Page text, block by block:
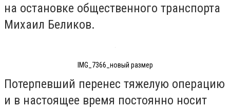
на остановке общественного транспорта
Михаил Беликов.
IMG_7366_новый размер
Потерпевший перенес тяжелую операцию
и в настоящее время постоянно носит